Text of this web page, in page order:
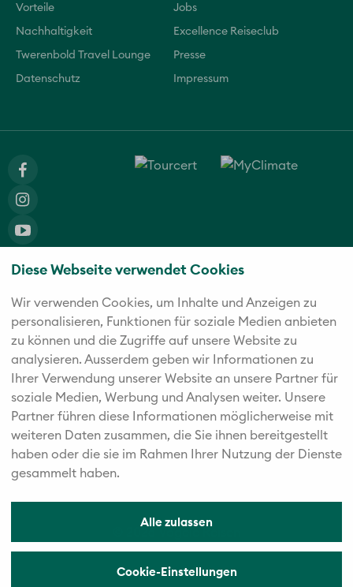
Diese Webseite verwendet Cookies
Wir verwenden Cookies, um Inhalte und Anzeigen zu
personalisieren, Funktionen für soziale Medien anbieten
zu können und die Zugriffe auf unsere Website zu
analysieren. Außerdem geben wir Informationen zu
Ihrer Verwendung unserer Website an unsere Partner für
soziale Medien, Werbung und Analysen weiter. Unsere
Partner führen diese Informationen möglicherweise mit
weiteren Daten zusammen, die Sie ihnen bereitgestellt
haben oder die sie im Rahmen Ihrer Nutzung der Dienste
gesammelt haben.
Alle zulassen
Cookie-Einstellungen
Vorteile Jobs
Nachhaltigkeit Excellence Reiseclub
Twerenbold Travel Lounge Presse
Datenschutz Impressum
Die fünf starken Marken der Twerenbold Reisen Gruppe